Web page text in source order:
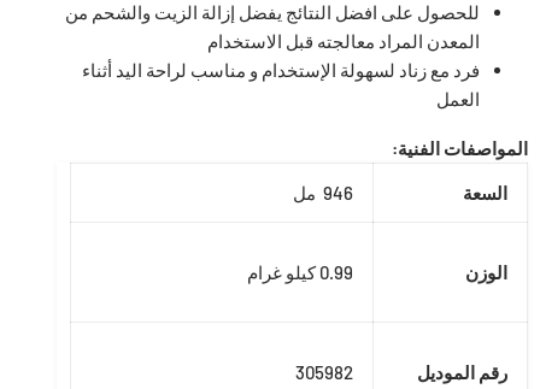
للحصول على افضل النتائج يفضل إزالة الزيت والشحم من
المعدن المراد معالجته قبل الاستخدام
فرد مع زناد لسهولة الإستخدام و مناسب لراحة اليد أثناء
العمل
المواصفات الفنية:
السعة 946 مل
الوزن 0.99 كيلو غرام
رقم الموديل 305982